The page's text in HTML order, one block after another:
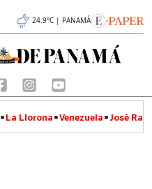
24.9°C | PANAMÁ
La Llorona Venezuela José